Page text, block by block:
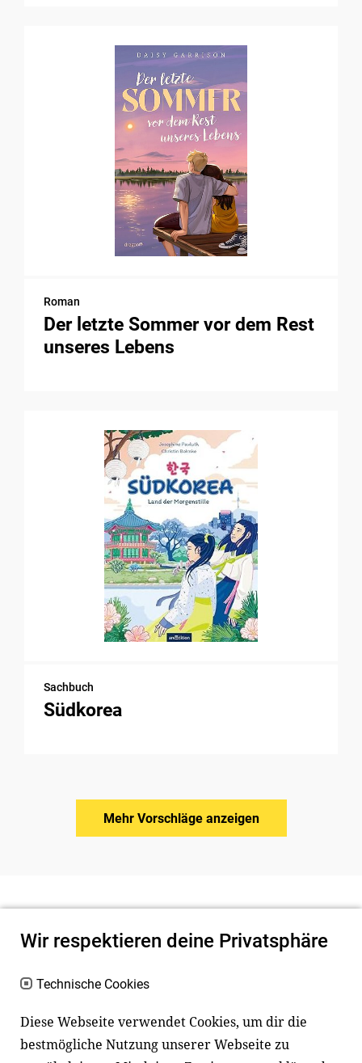
Roman
Der letzte Sommer vor dem Rest
unseres Lebens
Sachbuch
Südkorea
Mehr Vorschläge anzeigen
Newsletter
Wir respektieren deine Privatsphäre
Technische Cookies
Diese Webseite verwendet Cookies, um dir die
bestmögliche Nutzung unserer Webseite zu